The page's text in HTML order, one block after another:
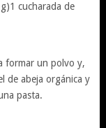
cucharada de
formar un polvo y,
de abeja orgánica y
pasta.